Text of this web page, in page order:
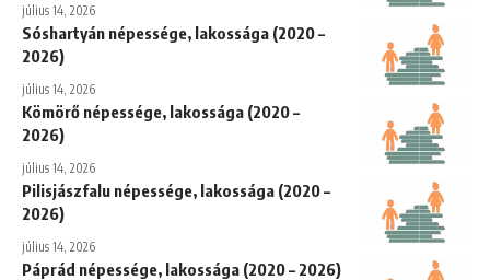
július 14, 2026
Sóshartyán népessége, lakossága (2020 –
2026)
július 14, 2026
Kömörő népessége, lakossága (2020 –
2026)
július 14, 2026
Pilisjászfalu népessége, lakossága (2020 –
2026)
július 14, 2026
Páprád népessége, lakossága (2020 – 2026)